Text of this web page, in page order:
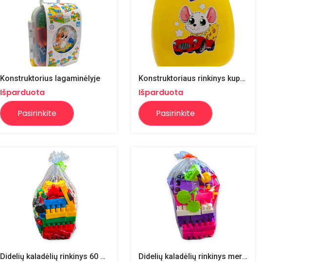
Konstruktorius lagaminėlyje
Išparduota
Pasirinkite
Konstruktoriaus rinkinys kuprinėje
Išparduota
Pasirinkite
Didelių kaladėlių rinkinys 60 detalių Didelių kaladėlių rinkinys mergaitėms 60 detalių